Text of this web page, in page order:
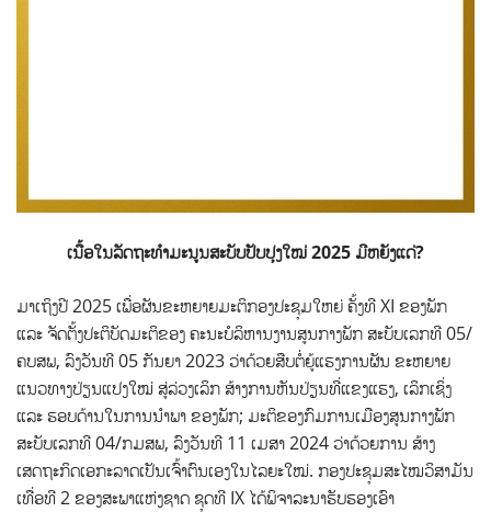
ເນື້ອໃນລັດຖະທຳມະນູນສະບັບປັບປຸງໃໝ່ 2025 ມີຫຍັງແດ່?
ມາເຖິງປີ 2025 ເພື່ອຜັນຂະຫຍາຍມະຕິກອງປະຊຸມໃຫຍ່ ຄັ້ງທີ XI ຂອງພັກ
ແລະ ຈັດຕັ້ງປະຕິບັດມະຕິຂອງ ຄະນະບໍລິຫານງານສູນກາງພັກ ສະບັບເລກທີ 05/
ຄບສພ, ລົງວັນທີ 05 ກັນຍາ 2023 ວ່າດ້ວຍສືບຕໍ່ຍູ້ແຮງການຜັນ ຂະຫຍາຍ
ແນວທາງປ່ຽນແປງໃໝ່ ສູ່ລ່ວງເລິກ ສ້າງການຫັນປ່ຽນທີ່ແຂງແຮງ, ເລິກເຊິ່ງ
ແລະ ຮອບດ້ານໃນການນໍາພາ ຂອງພັກ; ມະຕິຂອງກົມການເມືອງສູນກາງພັກ
ສະບັບເລກທີ 04/ກມສພ, ລົງວັນທີ 11 ເມສາ 2024 ວ່າດ້ວຍການ ສ້າງ
ເສດຖະກິດເອກະລາດເປັນເຈົ້າຕົນເອງໃນໄລຍະໃໝ່. ກອງປະຊຸມສະໄໝວິສາມັນ
ເທື່ອທີ 2 ຂອງສະພາແຫ່ງຊາດ ຊຸດທີ IX ໄດ້ພິຈາລະນາຮັບຮອງເອົາ